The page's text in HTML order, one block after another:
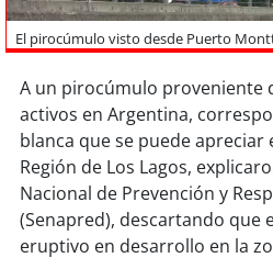
soycalama
soyantofagasta
soycopiapó
soyvalparaíso
soyquillota
El pirocúmulo visto desde Puerto
A un pirocúmulo proveniente
activos en Argentina,
blanca que se puede apreciar
Región de Los Lagos,
Nacional de Prevención y
(Senapred), descartando que
eruptivo en desarrollo en la